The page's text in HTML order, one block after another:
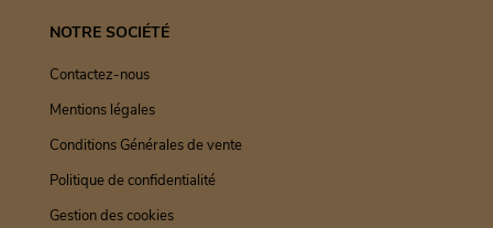
NOTRE SOCIÉTÉ
Contactez-nous
Mentions légales
Conditions Générales de vente
Politique de confidentialité
Gestion des cookies